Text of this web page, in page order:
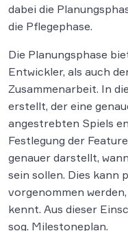
dabei die
die Pflegephase.
Die Planungsphase
Entwickler, als auch
Zusammenarbeit. In
erstellt, der eine
angestrebten Spiels
Festlegung der
genauer darstellt,
sein sollen. Dies kann
vorgenommen
kennt. Aus dieser
sog. Milestoneplan.